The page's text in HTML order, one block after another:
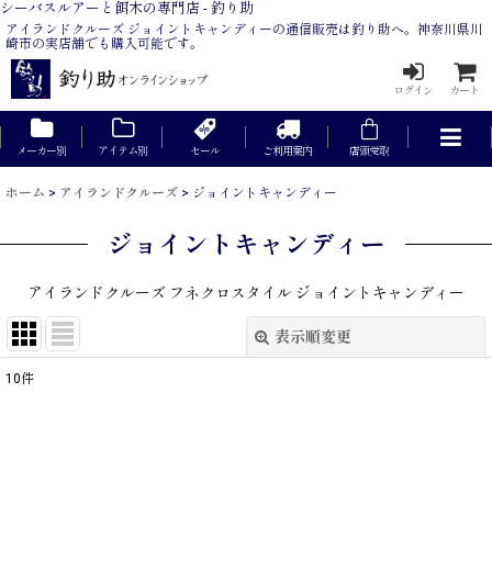
シーバスルアーと餌木の専門店 - 釣り助
アイランドクルーズ ジョイントキャンディーの通信販売は釣り助へ。神奈川県川
崎市の実店舗でも購入可能です。
ログイン カート
メーカー別 アイテム別 セール ご利用案内 店頭受取
ホーム > アイランドクルーズ > ジョイントキャンディー
ジョイントキャンディー
アイランドクルーズ フネクロスタイル ジョイントキャンディー
表示順変更
10件